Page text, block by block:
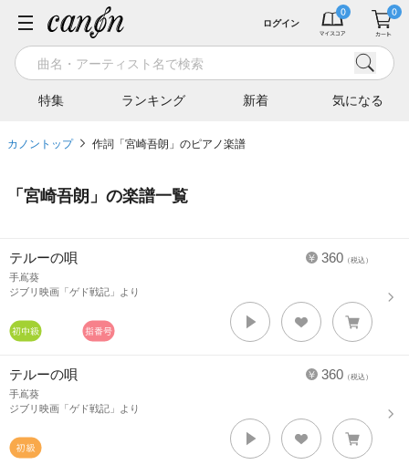
特集 ランキング 新着 気になる
ログイン
カノントップ 作詞「宮崎吾朗」のピアノ楽譜
「 宮崎吾朗 」の楽譜一覧
360 （税込）
テルーの唄
手嶌葵
ジブリ映画「ゲド戦記」より
360 （税込）
テルーの唄
手嶌葵
ジブリ映画「ゲド戦記」より